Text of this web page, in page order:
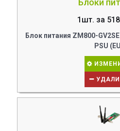
Блоки
1шт. за
Блок питания ZM800-
PSU